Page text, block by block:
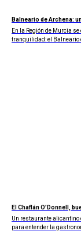
Balneario de Archena:
En la Región de Murcia
tranquilidad: el Balneario
El Chaflán O’Donnell,
Un restaurante alicantino
para entender la